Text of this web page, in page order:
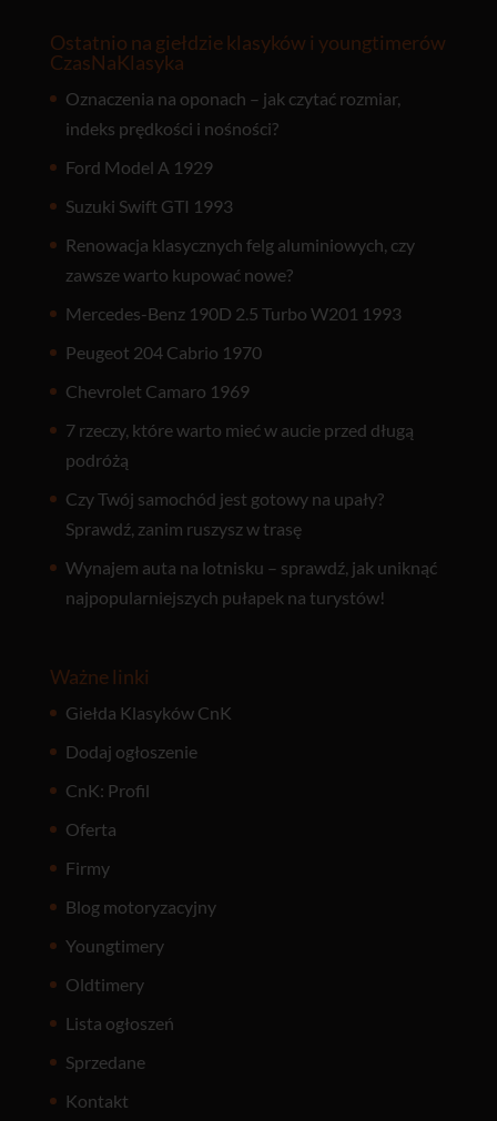
Ostatnio na giełdzie klasyków i youngtimerów
CzasNaKlasyka
Oznaczenia na oponach – jak czytać rozmiar,
indeks prędkości i nośności?
Ford Model A 1929
Suzuki Swift GTI 1993
Renowacja klasycznych felg aluminiowych, czy
zawsze warto kupować nowe?
Mercedes-Benz 190D 2.5 Turbo W201 1993
Peugeot 204 Cabrio 1970
Chevrolet Camaro 1969
7 rzeczy, które warto mieć w aucie przed długą
podróżą
Czy Twój samochód jest gotowy na upały?
Sprawdź, zanim ruszysz w trasę
Wynajem auta na lotnisku – sprawdź, jak uniknąć
najpopularniejszych pułapek na turystów!
Ważne linki
Giełda Klasyków CnK
Dodaj ogłoszenie
CnK: Profil
Oferta
Firmy
Blog motoryzacyjny
Youngtimery
Oldtimery
Lista ogłoszeń
Sprzedane
Kontakt